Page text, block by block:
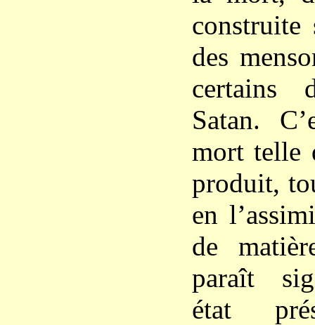
construite
des
certains
Satan.
mort telle
produit,
en
de
paraît
état